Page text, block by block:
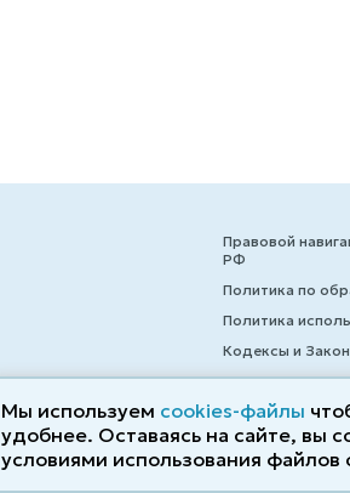
Правовой
РФ
Политика по
Политика
Кодексы и
© ZAKONRF.INFO
Мы используем cookies-файлы
удобнее. Оставаясь на сайте, вы
условиями использования файлов